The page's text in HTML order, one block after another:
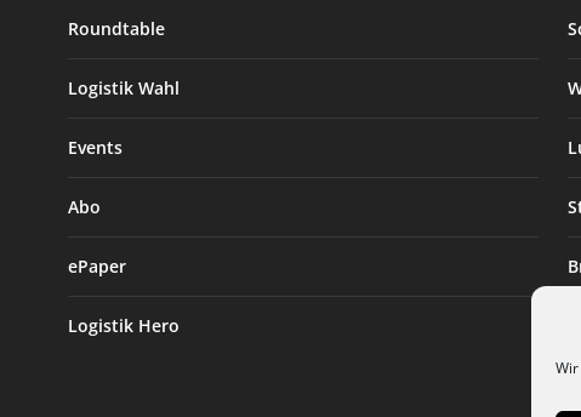
Roundtable
Logistik Wahl
Events
Abo
ePaper
Logistik Hero